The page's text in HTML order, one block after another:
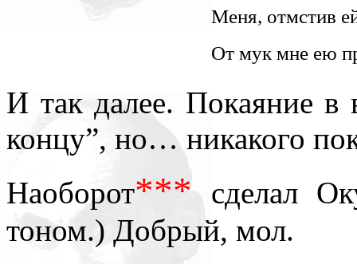
Меня, отмстив
От мук мне ею
И так далее. Покаяние в
концу”, но… никакого
Наоборот*** сделал
тоном.) Добрый, мол.